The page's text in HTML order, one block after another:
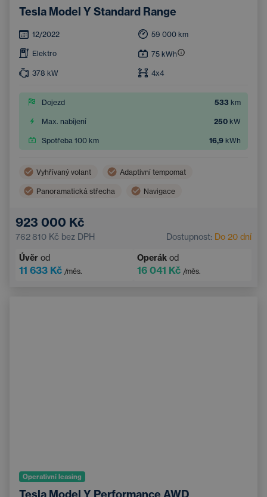
Tesla Model Y Standard Range
12/2022 59 000 km
Elektro 75 kWh
378 kW 4x4
Dojezd 533 km
Max. nabíjení 250 kW
Spotřeba 100 km 16,9 kWh
Vyhřívaný volant Adaptivní tempomat
Panoramatická střecha Navigace
Bluetooth
923 000 Kč
762 810 Kč bez DPH Dostupnost: Do 20 dní
Úvěr od
11 633 Kč /měs.
Operák od
16 041 Kč /měs.
Operativní leasing
Tesla Model Y Performance AWD